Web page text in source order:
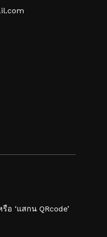
อ ‘แสกน QRcode’